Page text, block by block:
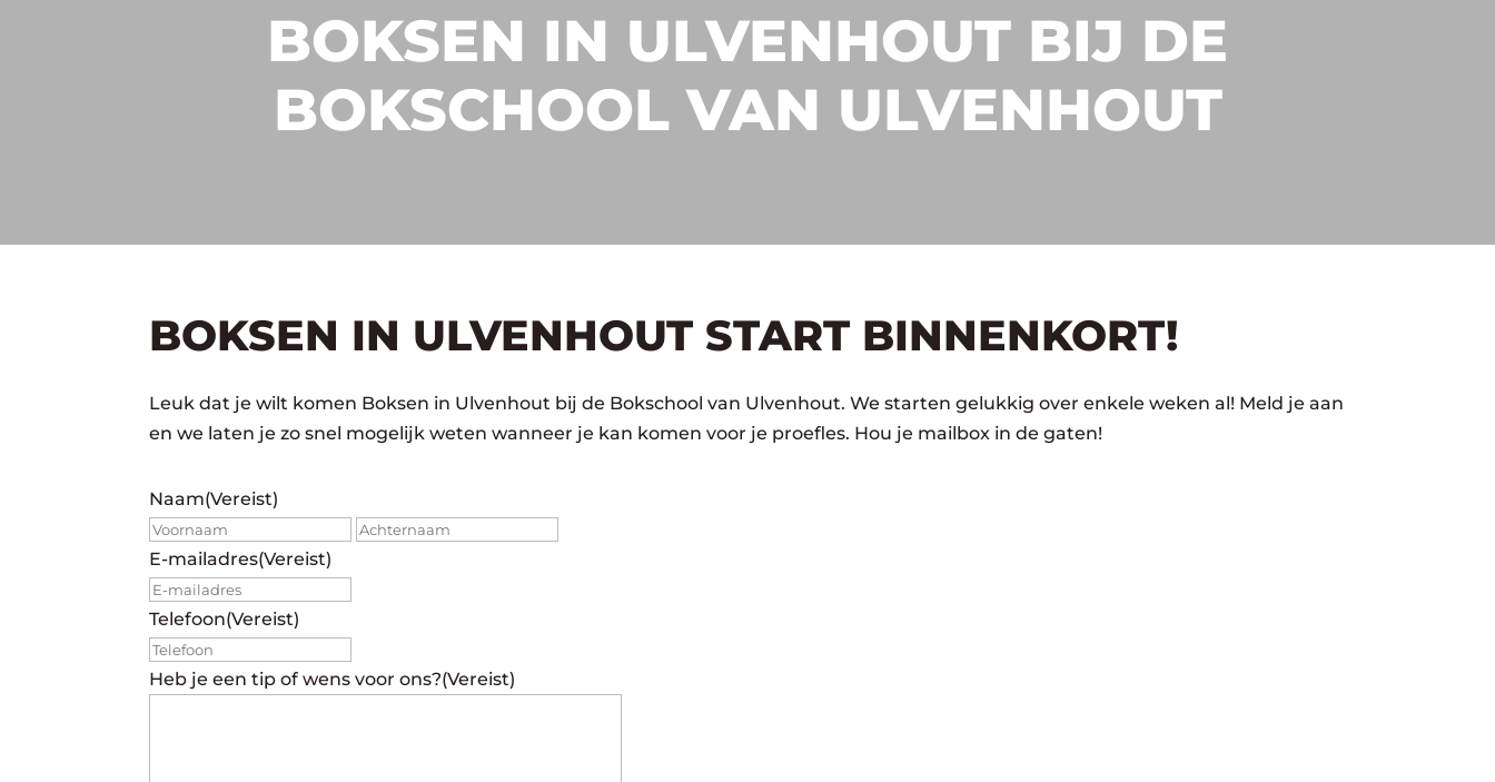
BOKSEN IN ULVENHOUT BIJ DE
BOKSCHOOL VAN ULVENHOUT
BOKSEN IN ULVENHOUT START BINNENKORT!
Leuk dat je wilt komen Boksen in Ulvenhout bij de Bokschool van Ulvenhout. We starten gelukkig over enkele weken al! Meld je aan
en we laten je zo snel mogelijk weten wanneer je kan komen voor je proefles. Hou je mailbox in de gaten!
Naam(Vereist)
Voornaam
E-mailadres(Vereist)
Telefoon(Vereist)
Heb je een tip of wens voor ons?(Vereist)